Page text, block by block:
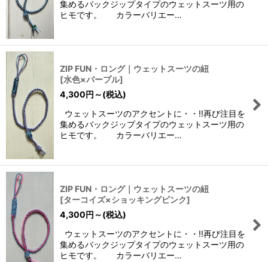
集めるバックジップタイプのウェットスーツ用の
ヒモです。 カラーバリエー…
ZIP FUN・ロング｜ウェットスーツの紐
[水色×パープル]
4,300円 ～(税込)
ウェットスーツのアクセントに・・!!再び注目を
集めるバックジップタイプのウェットスーツ用の
ヒモです。 カラーバリエー…
ZIP FUN・ロング｜ウェットスーツの紐
[ターコイズ×ショッキングピンク]
4,300円 ～(税込)
ウェットスーツのアクセントに・・!!再び注目を
集めるバックジップタイプのウェットスーツ用の
ヒモです。 カラーバリエー…